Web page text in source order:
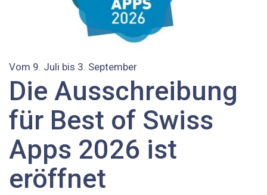
Vom 9. Juli bis 3. September
Die Ausschreibung
für Best of Swiss
Apps 2026 ist
eröffnet